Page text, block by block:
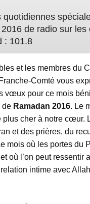
quotidiennes
de radio sur les
: 101.8
et les membres du
Comté vous
vœux pour ce mois
de Ramadan 2016. Le
plus cher à notre cœur.
et des prières, du
mois où les portes du
où l’on peut ressentir
intime avec